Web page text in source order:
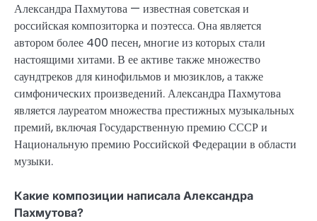
Александра Пахмутова — известная советская и
российская композиторка и поэтесса. Она является
автором более 400 песен, многие из которых стали
настоящими хитами. В ее активе также множество
саундтреков для кинофильмов и мюзиклов, а также
симфонических произведений. Александра Пахмутова
является лауреатом множества престижных музыкальных
премий, включая Государственную премию СССР и
Национальную премию Российской Федерации в области
музыки.
Какие композиции написала Александра
Пахмутова?